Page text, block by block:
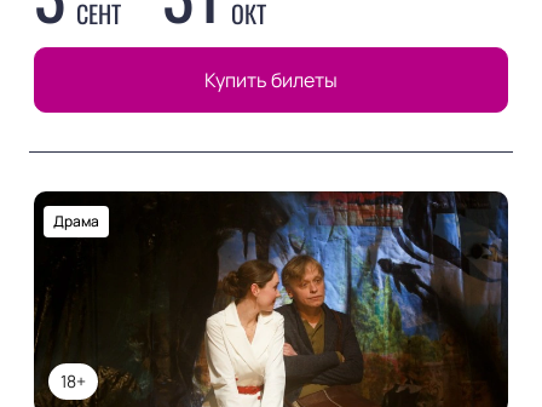
СЕНТ ОКТ
Купить билеты
18+
Драма